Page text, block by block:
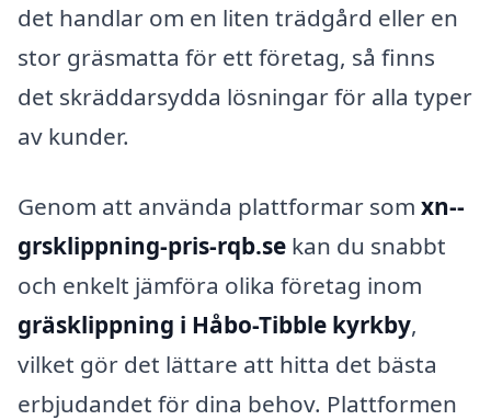
det handlar om en liten trädgård eller en
stor gräsmatta för ett företag, så finns
det skräddarsydda lösningar för alla typer
av kunder.
Genom att använda plattformar som xn--
grsklippning-pris-rqb.se kan du snabbt
och enkelt jämföra olika företag inom
gräsklippning i Håbo-Tibble kyrkby,
vilket gör det lättare att hitta det bästa
erbjudandet för dina behov. Plattformen